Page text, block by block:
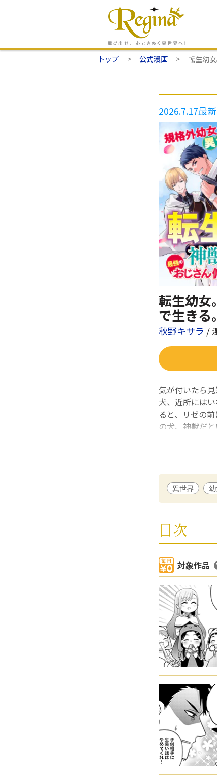
トップ 公式漫画 転生幼
2026.7.17最
転生幼女
で生きる。
秋野キサラ /
気が付いたら
犬、近所には
ると、リゼの
の犬、神獣だ
秋野キサラ /
埼玉県在住。
「博多豚骨ラ
餡子・ロ・モテ
2016年より
で生きる。」
異世界
目次
対象作品